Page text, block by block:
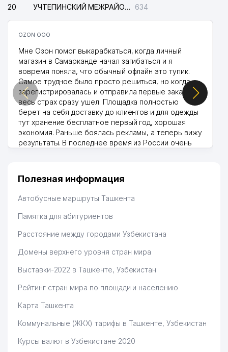
20
УЧТЕПИНСКИЙ МЕЖРАЙОННЫЙ СУД ПО ГРАЖДАНСКИМ ДЕЛАМ 634
OZON ООО
Мне Озон помог выкарабкаться, когда личный
магазин в Самарканде начал загибаться и я
вовремя поняла, что обычный офлайн это тупик.
Самое трудное было просто решиться, но когда
зарегистрировалась и отправила первые заказы,
весь страх сразу ушел. Площадка полностью
берет на себя доставку до клиентов и для одежды
тут хранение бесплатное первый год, хорошая
экономия. Раньше боялась рекламы, а теперь вижу
результаты. В последнее время из России очень
Hamida 03.08.2026 12:45:39
Полезная информация
Автобусные маршруты Ташкента
Памятка для абитуриентов
Расстояние между городами Узбекистана
Домены верхнего уровня стран мира
Выставки-2022 в Ташкенте, Узбекистан
Рейтинг стран мира по площади и населению
Карта Ташкента
Коммунальные (ЖКХ) тарифы в Ташкенте, Узбекистан
Курсы валют в Узбекистане 2020